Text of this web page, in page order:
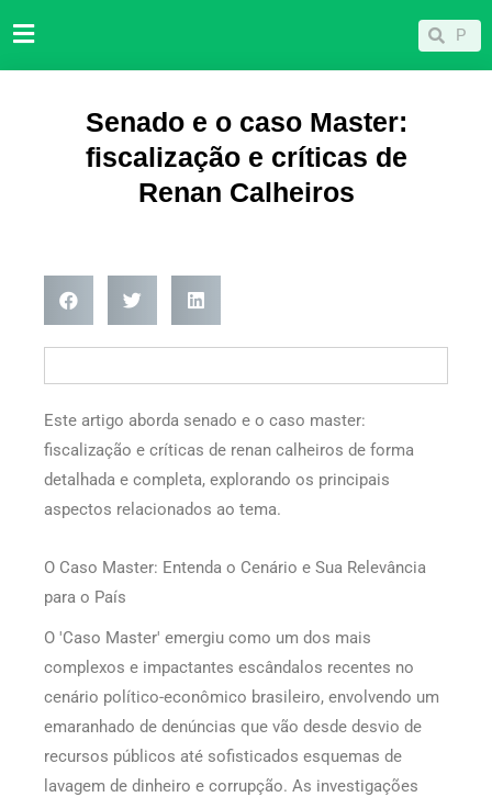
para
Pesquisar
Senado e o caso Master:
fiscalização e críticas de
Renan Calheiros
Este artigo aborda senado e o caso master:
fiscalização e críticas de renan calheiros de forma
detalhada e completa, explorando os principais
aspectos relacionados ao tema.
O Caso Master: Entenda o Cenário e Sua Relevância
para o País
O 'Caso Master' emergiu como um dos mais
complexos e impactantes escândalos recentes no
cenário político-econômico brasileiro, envolvendo um
emaranhado de denúncias que vão desde desvio de
recursos públicos até sofisticados esquemas de
lavagem de dinheiro e corrupção. As investigações